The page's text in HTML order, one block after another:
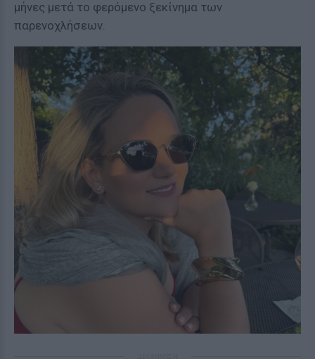
μήνες μετά το φερόμενο ξεκίνημα των
παρενοχλήσεων.